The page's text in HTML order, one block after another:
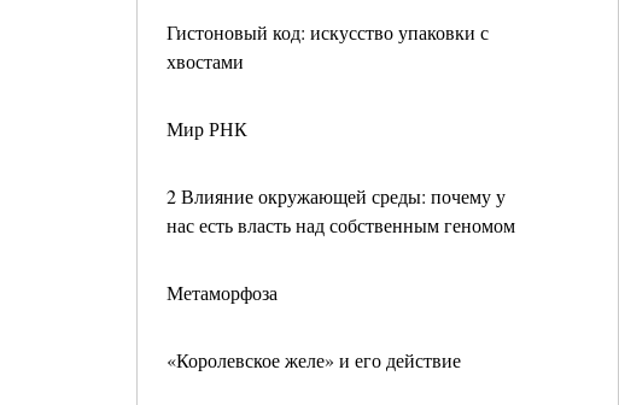
Гистоновый код: искусство упаковки с
хвостами
Мир РНК
2 Влияние окружающей среды: почему у
нас есть власть над собственным геномом
Метаморфоза
«Королевское желе» и его действие